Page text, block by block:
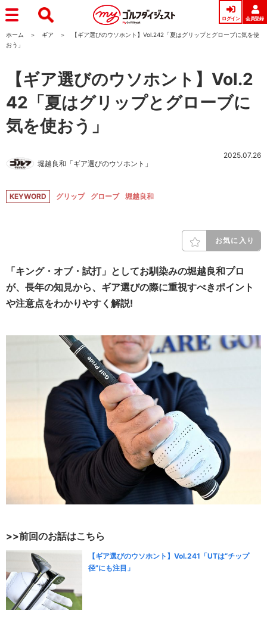
ログイン 会員登録
ホーム ギア
【ギア選びのウソホント】Vol.242「夏はグリップとグローブに気を使
おう」
【ギア選びのウソホント】Vol.2
42「夏はグリップとグローブに
気を使おう」
堀越良和「ギア選びのウソホント」
2025.07.26
KEYWORD グリップ グローブ 堀越良和
お気に入り
「キング・オブ・試打」としてお馴染みの堀越良和プロ
が、長年の知見から、ギア選びの際に重視すべきポイント
や注意点をわかりやすく解説!
>>前回のお話はこちら
【ギア選びのウソホント】Vol.241「UTは“チップ
径”にも注目」